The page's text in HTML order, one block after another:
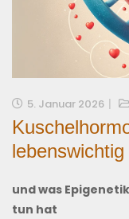
5. Januar 2026
und was
tun hat